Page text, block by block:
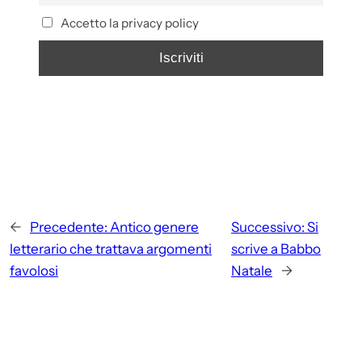
Accetto la privacy policy
← Precedente: Antico genere
letterario che trattava argomenti
favolosi
Successivo: Si
scrive a Babbo
Natale
→